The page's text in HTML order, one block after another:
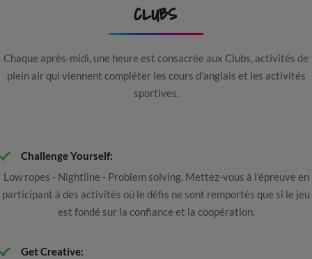
CLUBS
Chaque après-midi, une heure est consacrée aux Clubs, activités de
plein air qui viennent compléter les cours d’anglais et les activités
sportives.
Challenge Yourself:
Low ropes - Nightline - Problem solving. Mettez-vous à l’épreuve en
participant à des activités où le défis ne sont remportés que si le jeu
est fondé sur la confiance et la coopération.
Get Creative: